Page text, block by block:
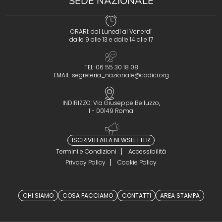
ORARI: dal Lunedì al Venerdì
dalle 9 alle 13 e dalle 14 alle 17
TEL: 06 55 30 18 08
EMAIL: segreteria_nazionale@codici.org
INDIRIZZO: Via Giuseppe Belluzzo,
1 - 00149 Roma
ISCRIVITI ALLA NEWSLETTER
Termini e Condizioni
Accessibilità
Privacy Policy
Cookie Policy
CHI SIAMO COSA FACCIAMO CONTATTI AREA STAMPA